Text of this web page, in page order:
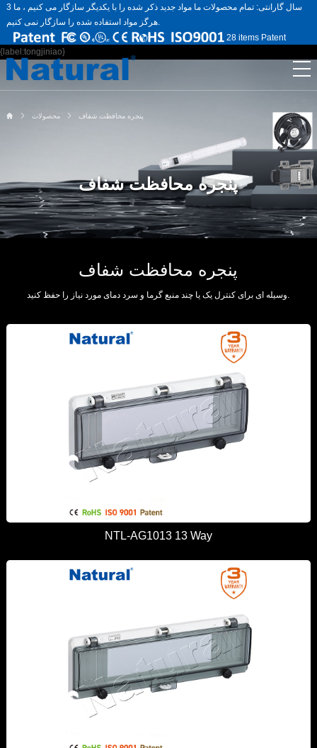
3 سال گارانتی: تمام محصولات ما مواد جدید ذکر شده را با یکدیگر سازگار می کنیم ، ما
هرگز مواد استفاده شده را سازگار نمی کنیم.
28 items Patent
{label:tongjiniao}
محصولات پنجره محافظت شفاف
پنجره محافظت شفاف
پنجره محافظت شفاف
وسیله ای برای کنترل یک یا چند منبع گرما و سرد دمای مورد نیاز را حفظ کنید.
NTL-AG1013 13 Way